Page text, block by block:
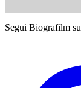
Segui Biografilm